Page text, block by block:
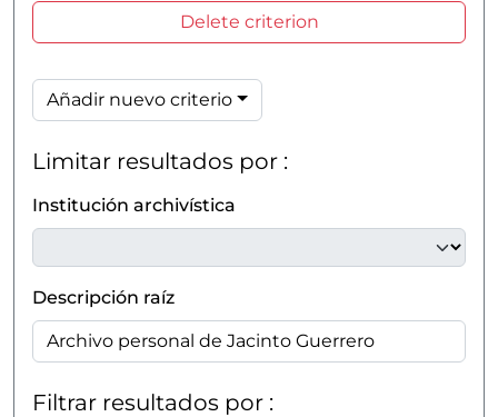
Delete criterion
Añadir nuevo criterio
Limitar resultados por :
Institución archivística
Descripción raíz
Filtrar resultados por :